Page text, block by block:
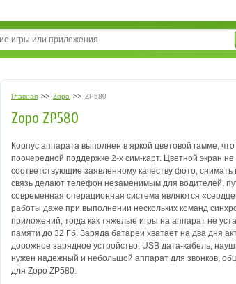
Главная >> Zopo >> ZP580
Zopo ZP580
Корпус аппарата выполнен в яркой цветовой гамме,
поочередной поддержке 2-х сим-карт. Цветной экран
соответствующие заявленному качеству фото,
связь делают телефон незаменимым для водителей,
современная операционная система являются
работы даже при выполнении нескольких команд
приложений, тогда как тяжелые игры на аппарат не
памяти до 32 Гб. Заряда батареи хватает на два дня
дорожное зарядное устройство, USB дата-кабель,
нужен надежный и небольшой аппарат для звонков,
для Zopo ZP580.